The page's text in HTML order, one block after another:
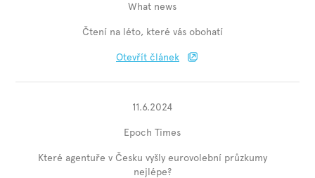
What news
Čtení na léto, které vás obohatí
Otevřít článek
11.6.2024
Epoch Times
Které agentuře v Česku vyšly eurovolební průzkumy
nejlépe?